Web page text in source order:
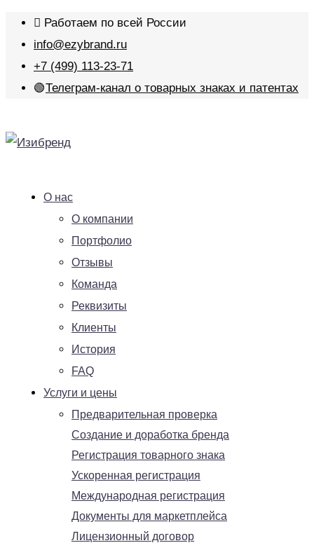
Работаем по всей России
info@ezybrand.ru
+7 (499) 113-23-71
🟢Телеграм-канал о товарных знаках и патентах
О нас
О компании
Портфолио
Отзывы
Команда
Реквизиты
Клиенты
История
FAQ
Услуги и цены
Предварительная проверка
Создание и доработка бренда
Регистрация товарного знака
Ускоренная регистрация
Международная регистрация
Документы для маркетплейса
Лицензионный договор